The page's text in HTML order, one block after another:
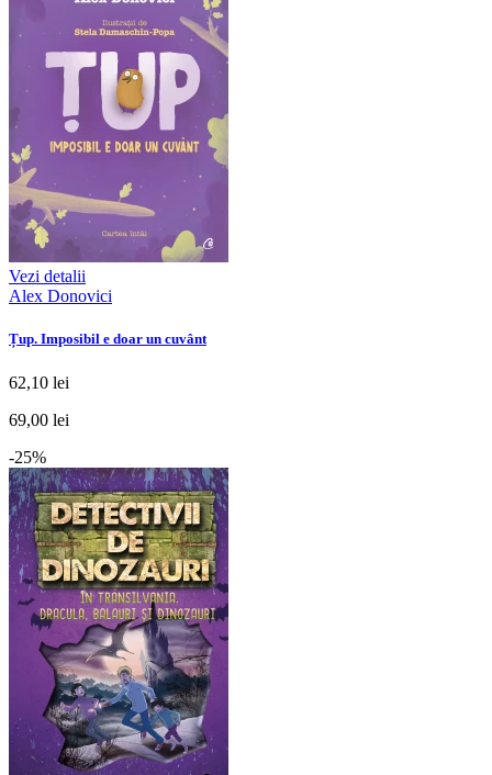
Vezi detalii
Alex Donovici
Țup. Imposibil e doar un cuvânt
62,10 lei
69,00 lei
-25%